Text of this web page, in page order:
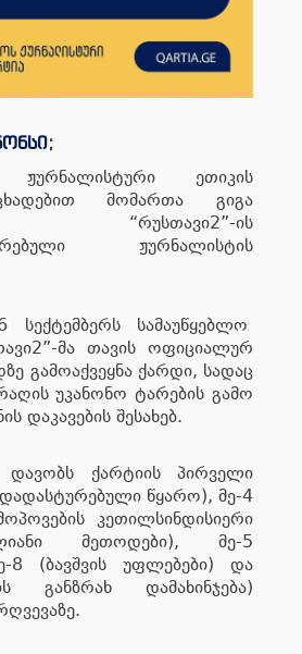
;
ჟურნალისტური ეთიკის
მომართა გიგა
“რუსთავი2”-ის
ჟურნალისტის
სამაუწყებლო
მა თავის ოფიციალურ
გამოაქვეყნა ქარდი, სადაც
უკანონო ტარების გამო
დაკავების შესახებ.
დავობს ქარტიის პირველი
წყარო), მე-4
კეთილსინდისიერი
მეთოდები), მე-5
8 (ბავშვის უფლებები) და
განზრახ დამახინჯება)